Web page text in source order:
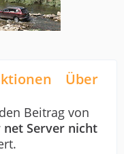
Über
Beitrag von
net Server nicht